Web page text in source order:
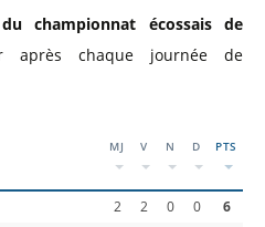
championnat écossais de
chaque journée de
MJ V N D PTS
2 2 0 0
6